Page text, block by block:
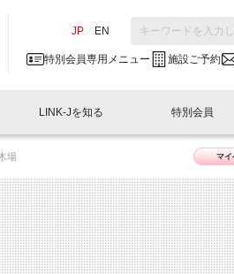
JP EN
特別会員専用メニュー 施設ご予約
ポート一覧
・共催 特別会員開催
・協力 出展・参加
What's "LINK-
会報誌 (News Letter)
日本橋コラム
交流掲示板一覧
リリース ニュース・事業
イベント
LINK-Jを知る
What’s LINK-J WEST
事業内容
GTB日本橋エリアに
特別会員
入会申し込み
施設ご予約
場 マイ